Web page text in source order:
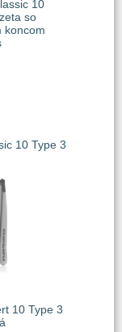
10 Type 3
10 Type 3